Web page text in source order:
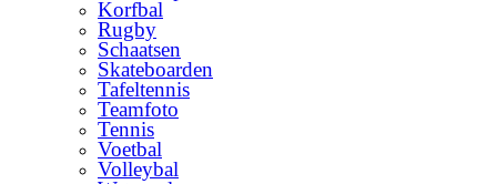
Korfbal
Rugby
Schaatsen
Skateboarden
Tafeltennis
Teamfoto
Tennis
Voetbal
Volleybal